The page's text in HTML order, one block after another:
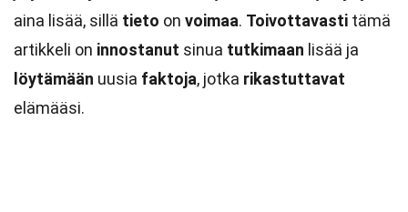
aina lisää, sillä tieto on voimaa. Toivottavasti tämä
artikkeli on innostanut sinua tutkimaan lisää ja
löytämään uusia faktoja, jotka rikastuttavat
elämääsi.